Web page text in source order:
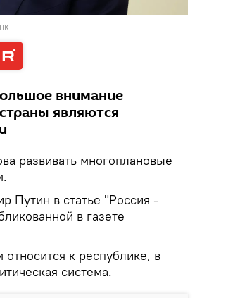
внимание
являются
развивать многоплановые
Путин в статье "Россия -
в газете
к республике, в
система.